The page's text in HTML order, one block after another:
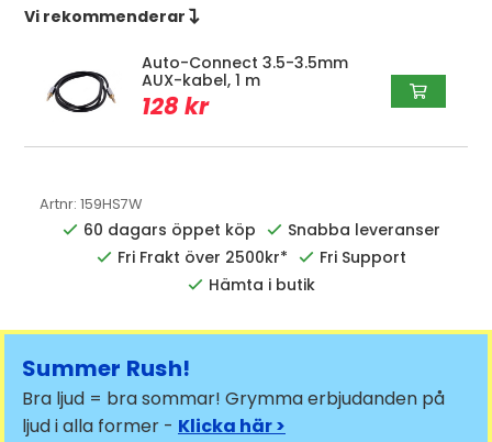
Vi rekommenderar 
Auto-Connect 3.5-3.5mm
AUX-kabel, 1 m
128 kr
Artnr: 159HS7W
60 dagars öppet köp
Snabba leveranser
Fri Frakt över 2500kr*
Fri Support
Hämta i butik
Summer Rush!
Bra ljud = bra sommar! Grymma erbjudanden på
ljud i alla former - Klicka här >